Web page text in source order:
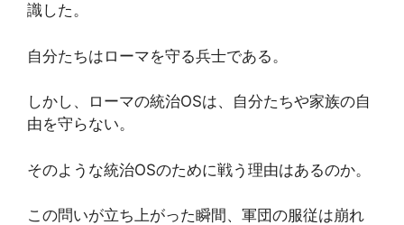
識した。
自分たちはローマを守る兵士である。
しかし、ローマの統治OSは、自分たちや家族の自
由を守らない。
そのような統治OSのために戦う理由はあるのか。
この問いが立ち上がった瞬間、軍団の服従は崩れ